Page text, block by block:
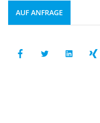
AUF ANFRAGE